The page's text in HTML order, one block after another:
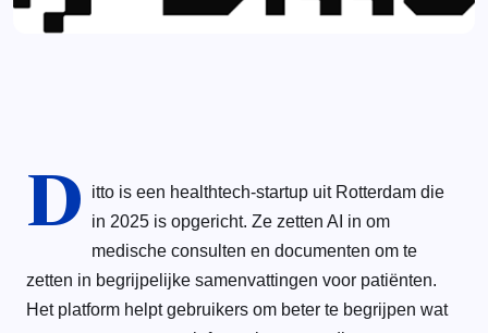
D
itto is een healthtech-startup uit Rotterdam die
in 2025 is opgericht. Ze zetten AI in om
medische consulten en documenten om te
zetten in begrijpelijke samenvattingen voor patiënten.
Het platform helpt gebruikers om beter te begrijpen wat